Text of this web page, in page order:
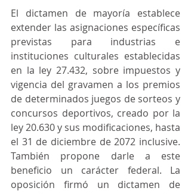
El dictamen de mayoría establece
extender las asignaciones específicas
previstas para industrias e
instituciones culturales establecidas
en la ley 27.432, sobre impuestos y
vigencia del gravamen a los premios
de determinados juegos de sorteos y
concursos deportivos, creado por la
ley 20.630 y sus modificaciones, hasta
el 31 de diciembre de 2072 inclusive.
También propone darle a este
beneficio un carácter federal. La
oposición firmó un dictamen de